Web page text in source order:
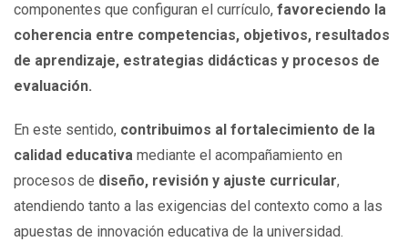
componentes que configuran el currículo, favoreciendo la
coherencia entre competencias, objetivos, resultados
de aprendizaje, estrategias didácticas y procesos de
evaluación.
En este sentido, contribuimos al fortalecimiento de la
calidad educativa mediante el acompañamiento en
procesos de diseño, revisión y ajuste curricular,
atendiendo tanto a las exigencias del contexto como a las
apuestas de innovación educativa de la universidad.